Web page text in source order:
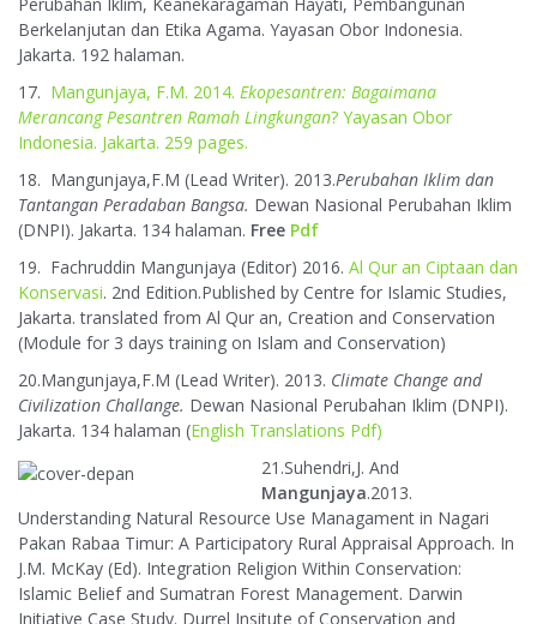
Berkelanjutan dan Etika Agama. Yayasan Obor Indonesia.
Jakarta. 192 halaman.
17. Mangunjaya, F.M. 2014. Ekopesantren: Bagaimana
Merancang Pesantren Ramah Lingkungan? Yayasan Obor
Indonesia. Jakarta. 259 pages.
18. Mangunjaya,F.M (Lead Writer). 2013.Perubahan Iklim dan
Tantangan Peradaban Bangsa. Dewan Nasional Perubahan Iklim
(DNPI). Jakarta. 134 halaman. Free Pdf
19. Fachruddin Mangunjaya (Editor) 2016. Al Qur an Ciptaan dan
Konservasi. 2nd Edition.Published by Centre for Islamic Studies,
Jakarta. translated from Al Qur an, Creation and Conservation
(Module for 3 days training on Islam and Conservation)
20.Mangunjaya,F.M (Lead Writer). 2013. Climate Change and
Civilization Challange. Dewan Nasional Perubahan Iklim (DNPI).
Jakarta. 134 halaman (English Translations Pdf)
21.Suhendri,J. And
Mangunjaya.2013.
Understanding Natural Resource Use Managament in Nagari
Pakan Rabaa Timur: A Participatory Rural Appraisal Approach. In
J.M. McKay (Ed). Integration Religion Within Conservation:
Islamic Belief and Sumatran Forest Management. Darwin
Initiative Case Study. Durrel Insitute of Conservation and